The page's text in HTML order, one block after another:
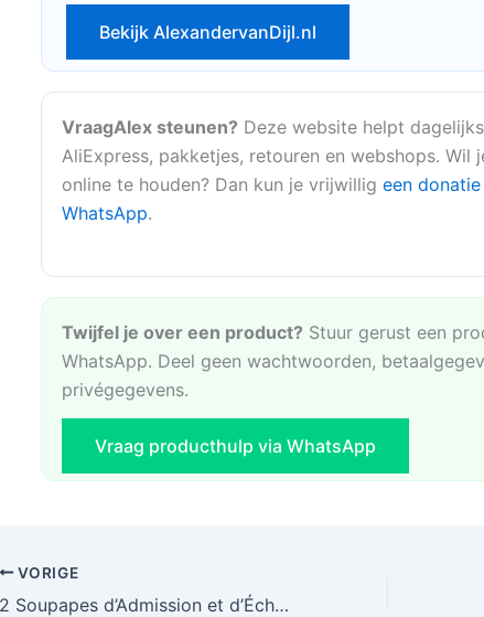
Bekijk AlexandervanDijl.nl
VraagAlex steunen? Deze website helpt
AliExpress, pakketjes, retouren en webshops. Wil
online te houden? Dan kun je vrijwillig een
WhatsApp.
Twijfel je over een product? Stuur gerust een
WhatsApp. Deel geen wachtwoorden,
privégegevens.
Vraag producthulp via WhatsApp
VORIGE
2 Soupapes d’Admission et d’Échappement pour Piaggio Fly 50, Liberty, Zip & Typhoon 50cc 4T